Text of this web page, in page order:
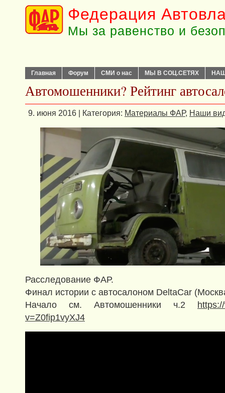
Федерация
Мы за равенство и
Главная Форум СМИ о нас МЫ В СОЦ.СЕТЯХ
Автомошенники? Рейтинг
9. июня 2016 | Категория: Материалы ФАР, Наши
Расследование ФАР.
Финал истории с автосалоном DeltaCar
Начало см. Автомошенники ч.2
v=Z0fip1vyXJ4